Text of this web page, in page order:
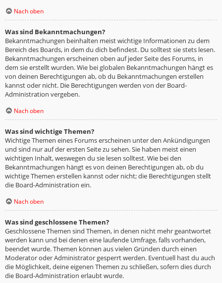
Nach oben
Was sind Bekanntmachungen?
Bekanntmachungen beinhalten meist wichtige Informationen zu dem
Bereich des Boards, in dem du dich befindest. Du solltest sie stets lesen.
Bekanntmachungen erscheinen oben auf jeder Seite des Forums, in
dem sie erstellt wurden. Wie bei globalen Bekanntmachungen hängt es
von deinen Berechtigungen ab, ob du Bekanntmachungen erstellen
kannst oder nicht. Die Berechtigungen werden von der Board-
Administration vergeben.
Nach oben
Was sind wichtige Themen?
Wichtige Themen eines Forums erscheinen unter den Ankündigungen
und sind nur auf der ersten Seite zu sehen. Sie haben meist einen
wichtigen Inhalt, weswegen du sie lesen solltest. Wie bei den
Bekanntmachungen hängt es von deinen Berechtigungen ab, ob du
wichtige Themen erstellen kannst oder nicht; die Berechtigungen stellt
die Board-Administration ein.
Nach oben
Was sind geschlossene Themen?
Geschlossene Themen sind Themen, in denen nicht mehr geantwortet
werden kann und bei denen eine laufende Umfrage, falls vorhanden,
beendet wurde. Themen können aus vielen Gründen durch einen
Moderator oder Administrator gesperrt werden. Eventuell hast du auch
die Möglichkeit, deine eigenen Themen zu schließen, sofern dies durch
die Board-Administration erlaubt wurde.